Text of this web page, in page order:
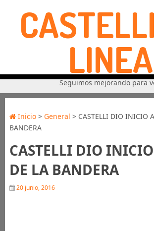
LINEA
Seguimos mejorando para
Inicio> General > CASTELLI DIO INICIO
BANDERA
CASTELLI DIO
DE LA BANDERA
20 junio, 2016